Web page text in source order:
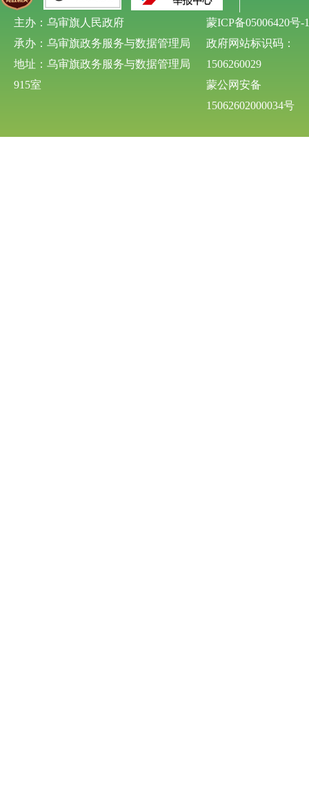
主办：乌审旗人民政府
承办：乌审旗政务服务与数据管理局
地址：乌审旗政务服务与数据管理局
915室
蒙ICP备05006420号-1
政府网站标识码：
1506260029
蒙公网安备
15062602000034号